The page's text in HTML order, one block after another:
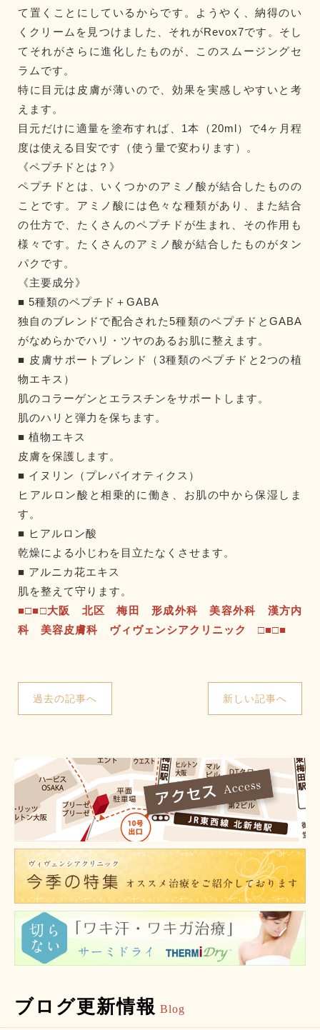
て置くことにしているからです。ようやく、納得のい
くクリームを見つけました、それがRevox7です。そし
てそれがさらに進化したものが、このスムージングセ
ラムです。
特に目元は皮膚が薄いので、効果を実感しやすいと考
えます。
目元だけに適量を塗布すれば、1本（20ml）で4ヶ月程
度は使える目安です（使う量で変わります）。
《ペプチドとは？》
ペプチドとは、いくつかのアミノ酸が結合したものの
ことです。アミノ酸には色々な種類があり、また結合
の仕方で、たくさんのペプチドが生まれ、その作用も
様々です。たくさんのアミノ酸が結合したものがタン
パクです。
《主要成分》
■ 5種類のペプチド＋GABA
独自のブレンドで配合された5種類のペプチドとGABA
がなめらかでハリ・ツヤのあるお肌に整えます。
■ 皮膚サポートブレンド（3種類のペプチドと2つの植
物エキス）
肌のコラーゲンとエラスチンをサポートします。
肌のハリと弾力を保ちます。
■ 植物エキス
皮膚を保護します。
■ イヌリン（プレバイオティクス）
ヒアルロン酸と相乗的に働き、お肌の中から保湿しま
す。
■ ヒアルロン酸
乾燥による小じわを目立たなくさせます。
■ アルニカ花エキス
肌を整えて守ります。
■□■□大阪 北区 梅田 形成外科 美容外科 漢方内
科 美容皮膚科 ヴィヴェンシアクリニック □■□■
過去の記事へ 新しい記事へ
ブログ更新情報 Blog